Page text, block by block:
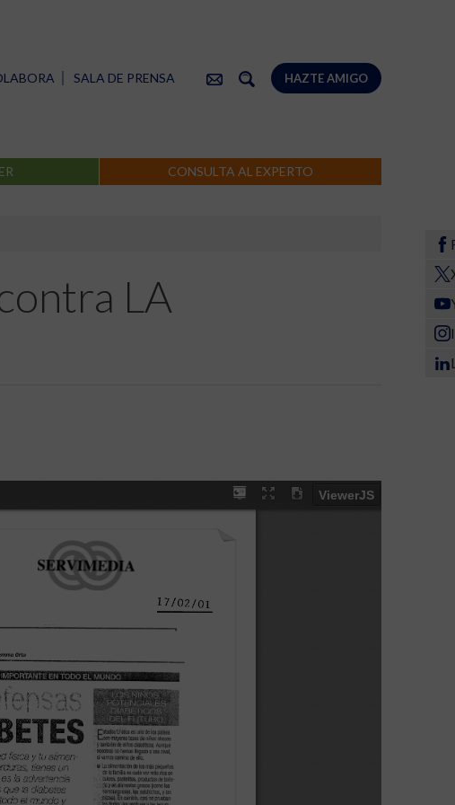
HAZTE AMIGO
SALA DE PRENSA
CONSULTA AL EXPERTO
LA